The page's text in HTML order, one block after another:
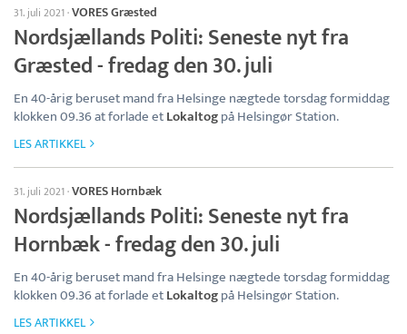
31. juli 2021·VORES Græsted
Nordsjællands Politi: Seneste nyt fra
Græsted - fredag den 30. juli
En 40-årig beruset mand fra Helsinge nægtede torsdag formiddag
klokken 09.36 at forlade etLokaltogpå Helsingør Station.
LES ARTIKKEL
31. juli 2021·VORES Hornbæk
Nordsjællands Politi: Seneste nyt fra
Hornbæk - fredag den 30. juli
En 40-årig beruset mand fra Helsinge nægtede torsdag formiddag
klokken 09.36 at forlade etLokaltogpå Helsingør Station.
LES ARTIKKEL